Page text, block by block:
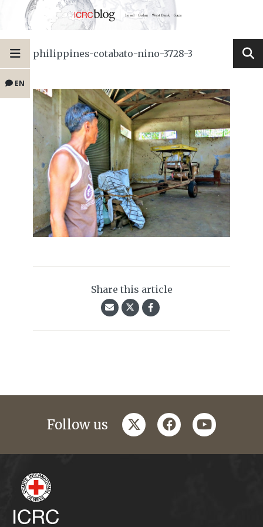
EN
philippines-cotabato-nino-3728-3
Share this article
Follow us twitterfacebookyoutube